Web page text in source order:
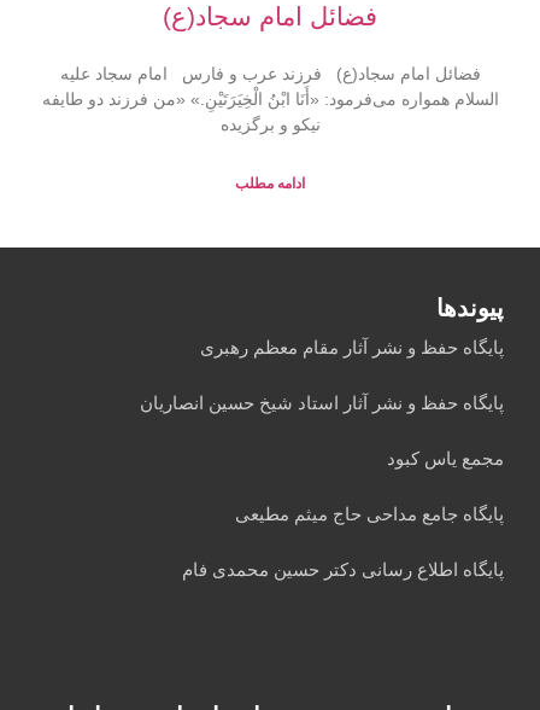
فضائل امام سجاد(ع)
فضائل امام سجاد(ع) فرزند عرب و فارس امام سجاد علیه
السلام همواره می‌فرمود: «أَنَا ابْنُ الْخِیَرَتَیْنِ.» «من فرزند دو طایفه
نیکو و برگزیده
ادامه مطلب
پیوندها
پایگاه حفظ و نشر آثار مقام معظم رهبری
پایگاه حفظ و نشر آثار استاد شیخ حسین انصاریان
مجمع یاس کبود
پایگاه جامع مداحی حاج میثم مطیعی
پایگاه اطلاع رسانی دکتر حسین محمدی فام